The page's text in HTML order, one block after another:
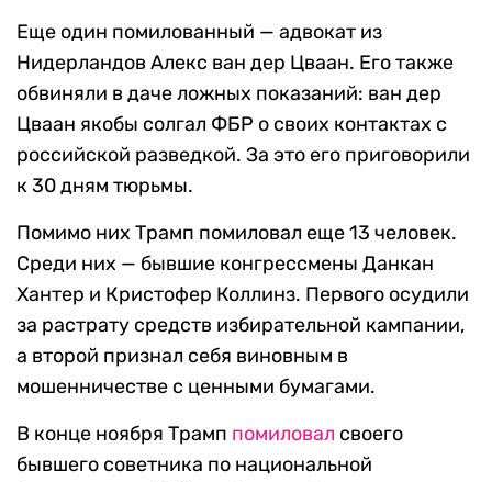
Еще один помилованный — адвокат из
Нидерландов Алекс ван дер Цваан. Его также
обвиняли в даче ложных показаний: ван дер
Цваан якобы солгал ФБР о своих контактах с
российской разведкой. За это его приговорили
к 30 дням тюрьмы.
Помимо них Трамп помиловал еще 13 человек.
Среди них — бывшие конгрессмены Данкан
Хантер и Кристофер Коллинз. Первого осудили
за растрату средств избирательной кампании,
а второй признал себя виновным в
мошенничестве с ценными бумагами.
В конце ноября Трамп помиловал своего
бывшего советника по национальной